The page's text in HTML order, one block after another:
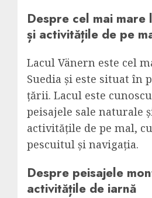
Despre cel mai mare
și activitățile de pe
Lacul Vänern este cel
Suedia și este situat în
țării. Lacul este
peisajele sale naturale
activitățile de pe mal,
pescuitul și navigația.
Despre peisajele
activitățile de iarnă